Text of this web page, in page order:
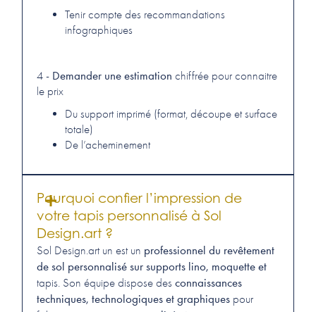
Tenir compte des recommandations
infographiques
4 - Demander une estimation chiffrée pour connaitre
le prix
Du support imprimé (format, découpe et surface
totale)
De l’acheminement
Pourquoi confier l’impression de
votre tapis personnalisé à Sol
Design.art ?
Sol Design.art un est un professionnel du revêtement
de sol personnalisé sur supports lino, moquette et
tapis. Son équipe dispose desconnaissances
techniques, technologiques et graphiques pour